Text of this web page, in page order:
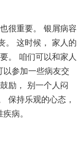
很重要。 银屑病容
。 这时候， 家人的
。 咱们可以和家人
以参加一些病友交
励， 别一个人闷
保持乐观的心态，
病。